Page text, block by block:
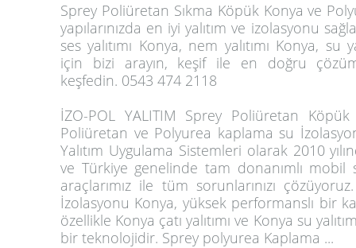
Sprey Poliüretan Sıkma Köpük Konya ve
yapılarınızda en iyi yalıtım ve izolasyonu
ses yalıtımı Konya, nem yalıtımı Konya, su
için bizi arayın, keşif ile en doğru
keşfedin. 0543 474 2118
İZO-POL YALITIM Sprey Poliüretan
Poliüretan ve Polyurea kaplama su
Yalıtım Uygulama Sistemleri olarak 2010
ve Türkiye genelinde tam donanımlı mobil
araçlarımız ile tüm sorunlarınızı
İzolasyonu Konya, yüksek performanslı bir
özellikle Konya çatı yalıtımı ve Konya su
bir teknolojidir. Sprey polyurea Kaplama ...